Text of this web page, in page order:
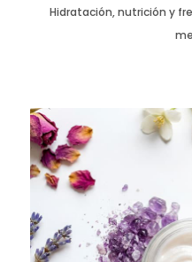
Hidratación, nutrición y